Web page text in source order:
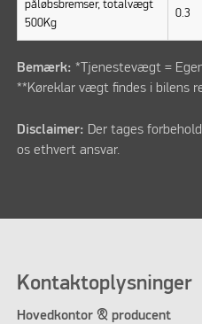
påløbsbremser, totalvægt
500Kg
0.3
Bemærk: *Tjenestevægt =
**Køreklar vægt findes i bilens
Disclaimer: Der tages
os ethvert ansvar.
Kontaktoplysninger
Hovedkontor & producent